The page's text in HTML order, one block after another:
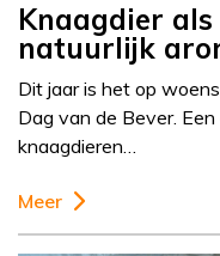
Knaagdier
natuurlijk
Dit jaar is het op
Dag van de Bever.
knaagdieren…
Meer